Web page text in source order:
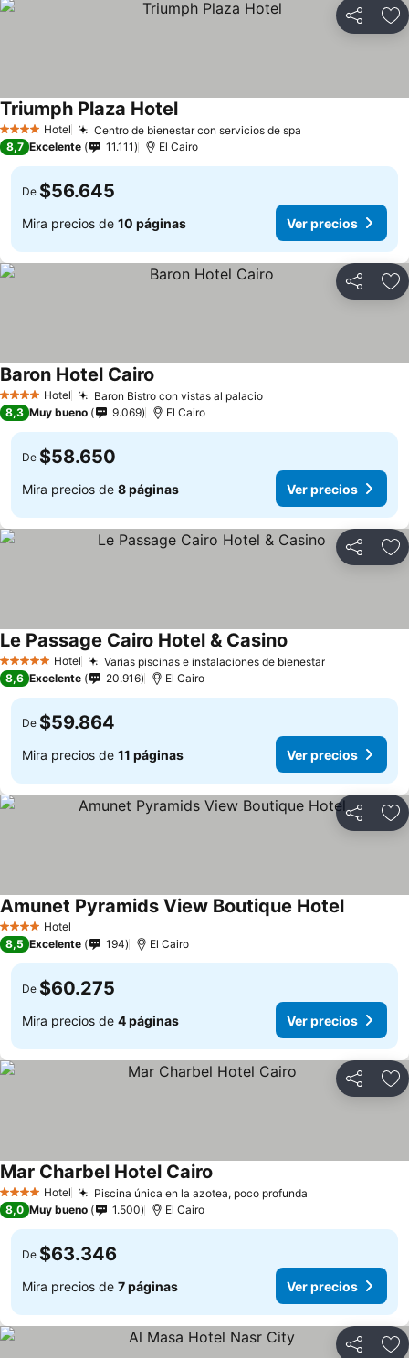
Compartir
4 EstrellasHotel Centro de bienestar con servicios de spa
Triumph Plaza Hotel
8,7 Excelente 11.111 El Cairo
De $56.645
Mira precios de 10 páginas Ver precios
Compartir
4 EstrellasHotel Baron Bistro con vistas al palacio
Baron Hotel Cairo
8,3 Muy bueno 9.069 El Cairo
De $58.650
Mira precios de 8 páginas Ver precios
Compartir
5 Estrellas Hotel Varias piscinas e instalaciones de bienestar
Le Passage Cairo Hotel & Casino
8,6 Excelente 20.916 El Cairo
De $59.864
Mira precios de 11 páginas Ver precios
Compartir
4 EstrellasHotel
Amunet Pyramids View Boutique Hotel
8,5 Excelente 194 El Cairo
De $60.275
Mira precios de 4 páginas Ver precios
Compartir
4 EstrellasHotel Piscina única en la azotea, poco profunda
Mar Charbel Hotel Cairo
8,0 Muy bueno 1.500 El Cairo
De $63.346
Mira precios de 7 páginas Ver precios
Compartir